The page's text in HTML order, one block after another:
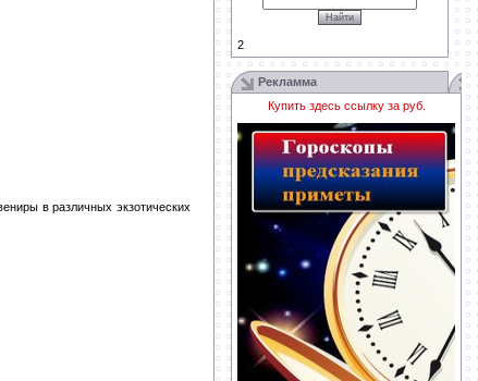
в различных экзотических
2
Рекламма
Купить здесь ссылку за руб.